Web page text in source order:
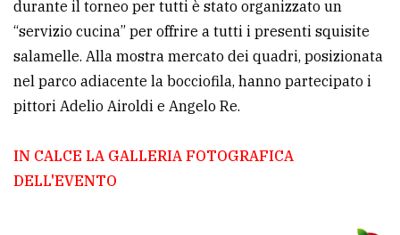
durante il torneo per tutti è stato organizzato un
“servizio cucina” per offrire a tutti i presenti squisite
salamelle. Alla mostra mercato dei quadri, posizionata
nel parco adiacente la bocciofila, hanno partecipato i
pittori Adelio Airoldi e Angelo Re.
IN CALCE LA GALLERIA FOTOGRAFICA
DELL'EVENTO